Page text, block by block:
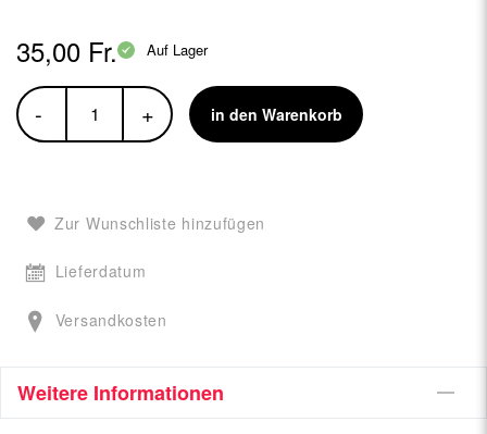
35,00 Fr. Auf Lager
- + in den Warenkorb
Zur Wunschliste hinzufügen
Lieferdatum
Versandkosten
Weitere Informationen